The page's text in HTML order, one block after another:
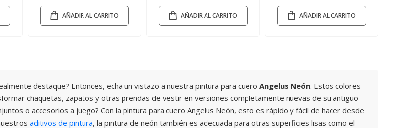
AÑADIR AL CARRITO AÑADIR AL CARRITO AÑADIR AL CARRITO
destaque? Entonces, echa un vistazo a nuestra pintura para cuero Angelus Neón. Estos colores
chaquetas, zapatos y otras prendas de vestir en versiones completamente nuevas de su antiguo
o accesorios a juego? Con la pintura para cuero Angelus Neón, esto es rápido y fácil de hacer desde
aditivos de pintura, la pintura de neón también es adecuada para otras superficies lisas como el